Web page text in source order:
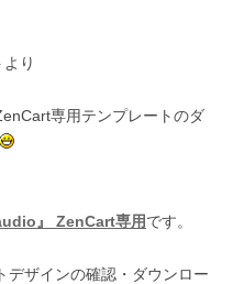
り
専用テンプレートのダ
』 ZenCart専用です。
デザインの確認・ダウンロー